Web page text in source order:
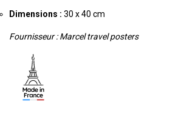
Dimensions : 30 x 40 cm
Fournisseur : Marcel travel posters